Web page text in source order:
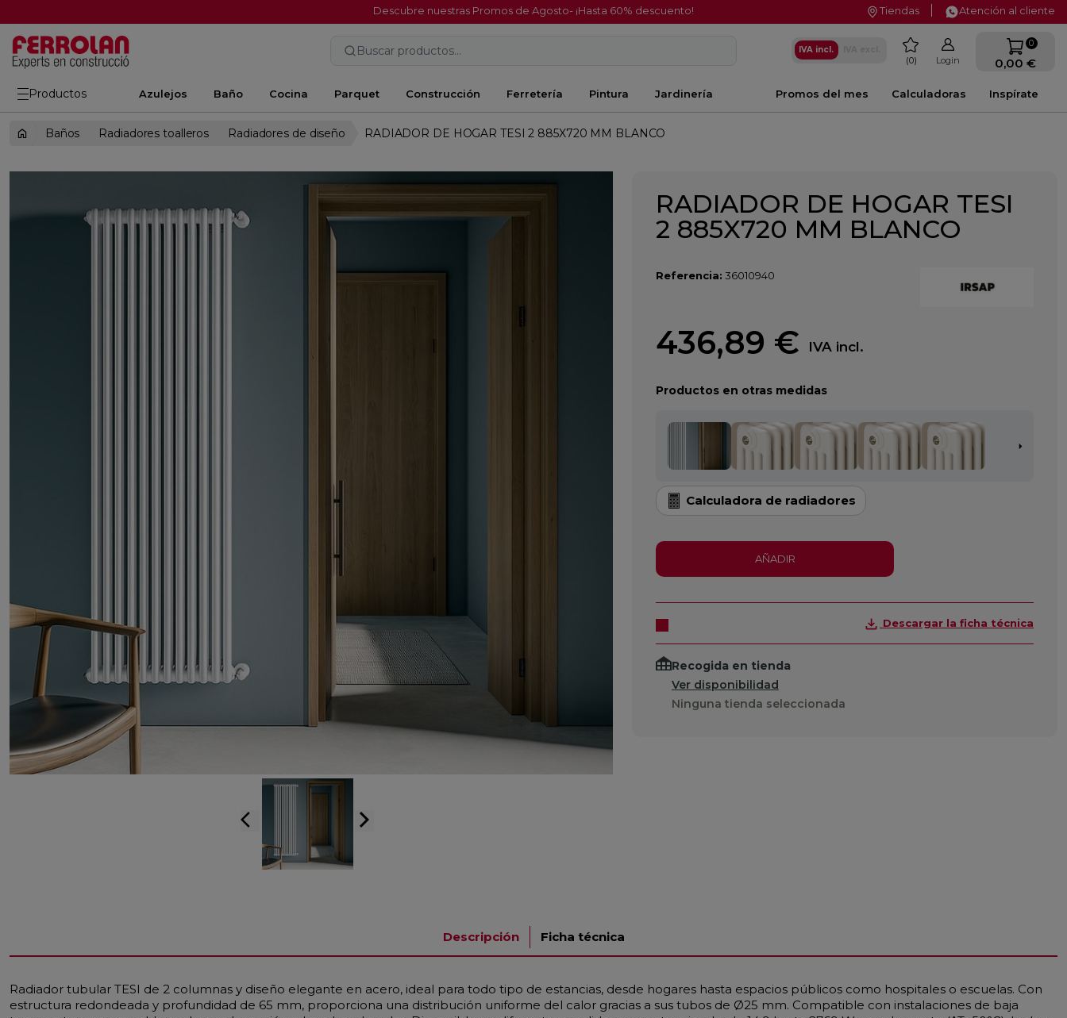
Descubre nuestras Promos de Agosto- ¡Hasta 60% descuento! Tiendas Atención al cliente
Buscar productos... IVA incl. favorite
0 Login
0
0,00 €
Productos Azulejos Baño Cocina Parquet Construcción Ferretería Pintura Jardinería Inspírate
Calculadoras
Promos del mes
Baños Radiadores toalleros Radiadores de diseño RADIADOR DE HOGAR TESI 2 885X720 MM BLANCO
arrow_back_ios arrow_forward_ios
RADIADOR DE HOGAR TESI
2 885X720 MM BLANCO
Referencia: 36010940
436,89 € IVA incl.
Productos en otras medidas
Calculadora de radiadores
AÑADIR
Descargar la ficha técnica
Recogida en tienda
Ver disponibilidad
Ninguna tienda seleccionada
Descripción Ficha técnica
Radiador tubular TESI de 2 columnas y diseño elegante en acero, ideal para todo tipo de estancias, desde hogares hasta espacios públicos como hospitales o escuelas. Con
estructura redondeada y profundidad de 65 mm, proporciona una distribución uniforme del calor gracias a sus tubos de Ø25 mm. Compatible con instalaciones de baja